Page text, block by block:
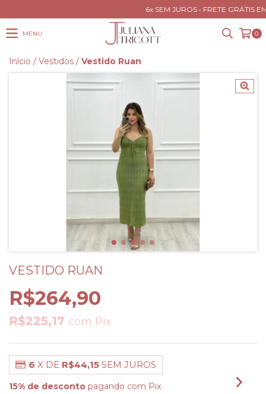
6x SEM JUROS • FRETE GRÁTIS
MENU 0
Início / Vestidos / Vestido Ruan
VESTIDO RUAN
R$264,90
R$225,17 com Pix
6 X DE R$44,15 SEM JUROS
15% de desconto pagando com Pix